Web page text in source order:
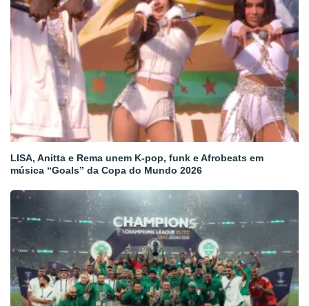
LISA, Anitta e Rema unem K-pop, funk e Afrobeats em
música “Goals” da Copa do Mundo 2026